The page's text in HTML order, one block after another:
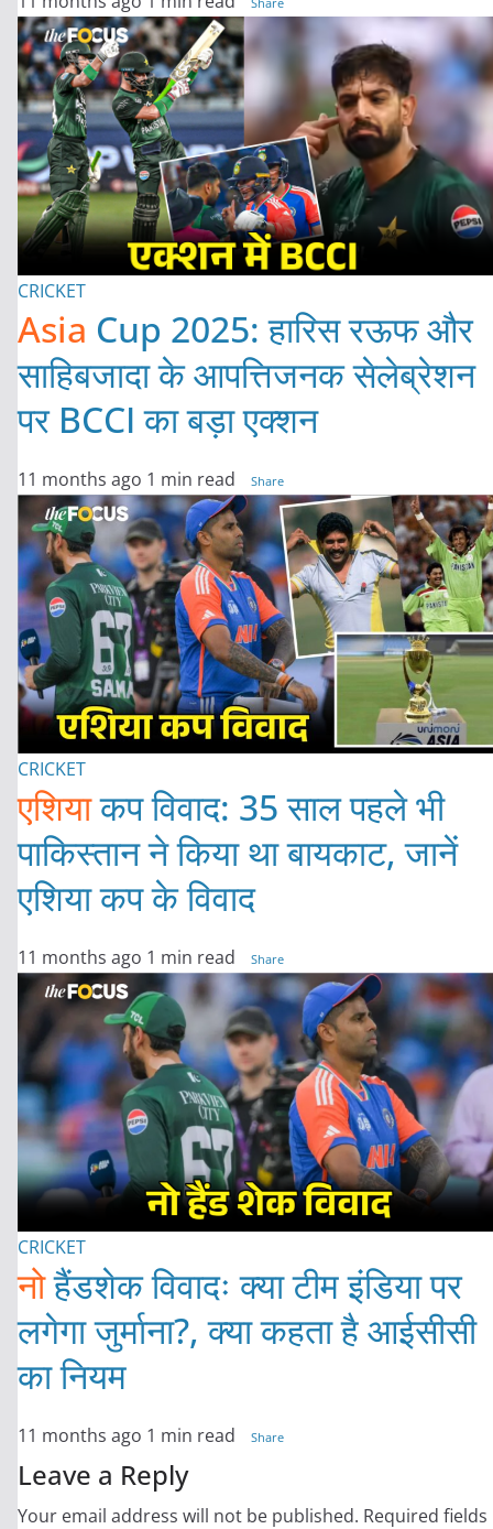
CRICKET
Asia Cup 2025: हारिस रऊफ और
साहिबजादा के आपत्तिजनक सेलेब्रेशन
पर BCCI का बड़ा एक्शन
11 months ago 1 min read Share
CRICKET
एशियाकप विवाद: 35 साल पहले भी
पाकिस्तान ने किया था बायकाट, जानें
एशिया कप के विवाद
11 months ago 1 min read Share
CRICKET
नोहैंडशेक विवादः क्या टीम इंडिया पर
लगेगा जुर्माना?, क्या कहता है आईसीसी
का नियम
11 months ago 1 min read Share
Leave a Reply
Your email address will not be published. Required fields